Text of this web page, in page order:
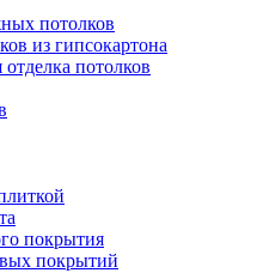
потолков
из гипсокартона
потолков
покрытия
покрытий